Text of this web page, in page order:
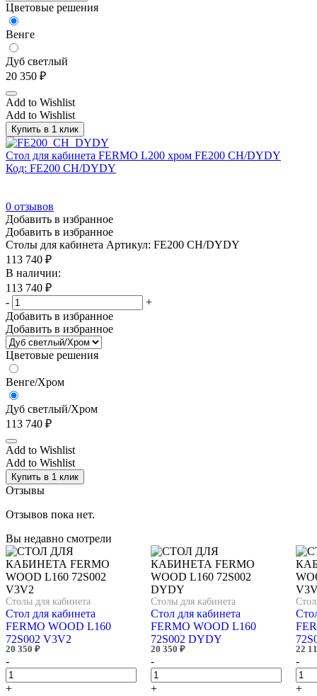
Цветовые решения
Венге
Дуб светлый
20 350 ₽
Add to Wishlist
Add to Wishlist
Купить в 1 клик
Стол для кабинета FERMO L200 хром FE200 CH/DYDY
Код: FE200 CH/DYDY
0 отзывов
Добавить в избранное
Добавить в избранное
Столы для кабинета Артикул: FE200 CH/DYDY
113 740 ₽
В наличии:
113 740 ₽
-
+
Добавить в избранное
Добавить в избранное
Цветовые решения
Венге/Хром
Дуб светлый/Хром
113 740 ₽
Add to Wishlist
Add to Wishlist
Купить в 1 клик
Отзывы
Отзывов пока нет.
Вы недавно смотрели
Столы для кабинета
Стол для кабинета
FERMO WOOD L160
72S002 V3V2
20 350 ₽
-
+
Столы для кабинета
Стол для кабинета
FERMO WOOD L160
72S002 DYDY
20 350 ₽
-
+
22
-
+